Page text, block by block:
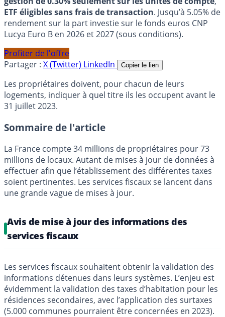
ETF éligibles sans frais de transaction. Jusqu’à 5.05% de
rendement sur la part investie sur le fonds euros CNP
Lucya Euro B en 2026 et 2027 (sous conditions).
Profiter de l'offre
Partager : X (Twitter) LinkedIn Copier le lien
Les propriétaires doivent, pour chacun de leurs
logements, indiquer à quel titre ils les occupent avant le
31 juillet 2023.
Sommaire de l'article
La France compte 34 millions de propriétaires pour 73
millions de locaux. Autant de mises à jour de données à
effectuer afin que l’établissement des différentes taxes
soient pertinentes. Les services fiscaux se lancent dans
une grande vague de mises à jour.
Avis de mise à jour des informations des
services fiscaux
Les services fiscaux souhaitent obtenir la validation des
informations détenues dans leurs systèmes. L’enjeu est
évidemment la validation des taxes d’habitation pour les
résidences secondaires, avec l’application des surtaxes
(5.000 communes pourraient être concernées en 2023).